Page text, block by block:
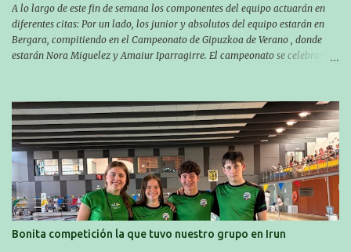
A lo largo de este fin de semana los componentes del equipo actuarán en
diferentes citas: Por un lado, los junior y absolutos del equipo estarán en
Bergara, compitiendo en el Campeonato de Gipuzkoa de Verano , donde
estarán Nora Miguelez y Amaiur Iparragirre. El campeonato se celebrará
sábado por la tarde a las 16:30. Por otro lado, otro grupo pequeño actuará
en el polideportivo Antzizar de Beasain en el XXIIIº memorial Leire
Contreras , en una mañana popular festiva organizada por el club Igartza.
Las pruebas empezarán a las 10:30, a las 11:30 habrá pruebas populares
australianas y después habrá un almuerzo para todos y todas las
participantes. Toda la información sobre convocatorias y competiciones la
encontraréis en nuestra web, en el siguiente enlace:
https://www.es.buruntzaldeaikt.eus/competici%C3%B3n/egutegia#h.9xisch
p06awl ¡Mucha suert...
Bonita competición la que tuvo nuestro grupo en Irun